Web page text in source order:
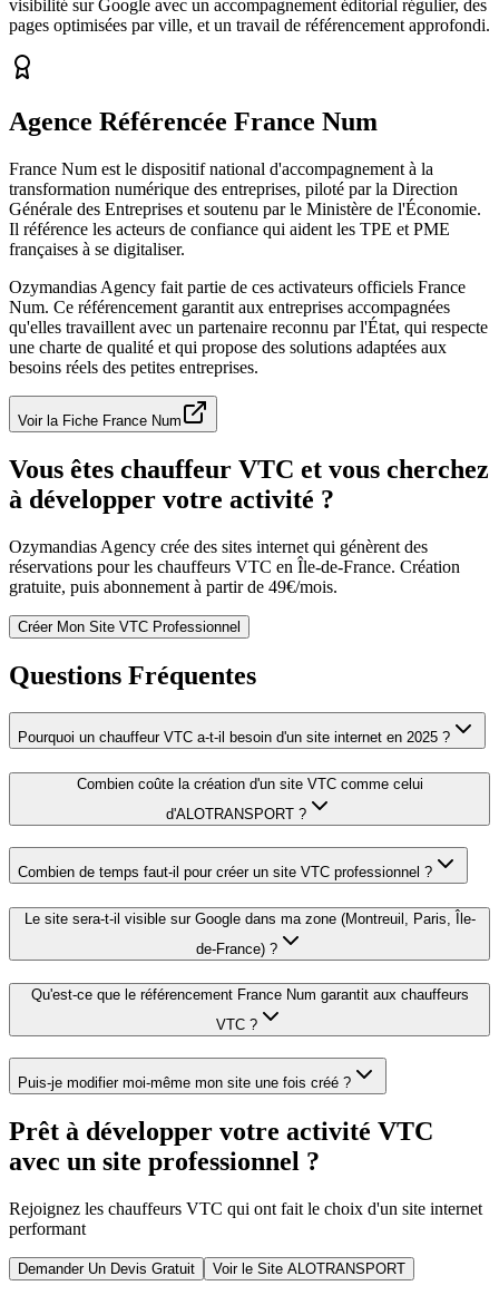
visibilité sur Google avec un accompagnement éditorial régulier, des
pages optimisées par ville, et un travail de référencement approfondi.
Agence Référencée France Num
France Num est le dispositif national d'accompagnement à la
transformation numérique des entreprises, piloté par la Direction
Générale des Entreprises et soutenu par le Ministère de l'Économie.
Il référence les acteurs de confiance qui aident les TPE et PME
françaises à se digitaliser.
Ozymandias Agency fait partie de ces activateurs officiels France
Num. Ce référencement garantit aux entreprises accompagnées
qu'elles travaillent avec un partenaire reconnu par l'État, qui respecte
une charte de qualité et qui propose des solutions adaptées aux
besoins réels des petites entreprises.
Voir la Fiche France Num
Vous êtes chauffeur VTC et vous cherchez
à développer votre activité ?
Ozymandias Agency crée des sites internet qui génèrent des
réservations pour les chauffeurs VTC en Île-de-France. Création
gratuite, puis abonnement à partir de 49€/mois.
Créer Mon Site VTC Professionnel
Questions Fréquentes
Pourquoi un chauffeur VTC a-t-il besoin d'un site internet en 2025 ?
Combien coûte la création d'un site VTC comme celui
d'ALOTRANSPORT ?
Combien de temps faut-il pour créer un site VTC professionnel ?
Le site sera-t-il visible sur Google dans ma zone (Montreuil, Paris, Île-
de-France) ?
Qu'est-ce que le référencement France Num garantit aux chauffeurs
VTC ?
Puis-je modifier moi-même mon site une fois créé ?
Prêt à développer votre activité VTC
avec un site professionnel ?
Rejoignez les chauffeurs VTC qui ont fait le choix d'un site internet
performant
Demander Un Devis Gratuit Voir le Site ALOTRANSPORT